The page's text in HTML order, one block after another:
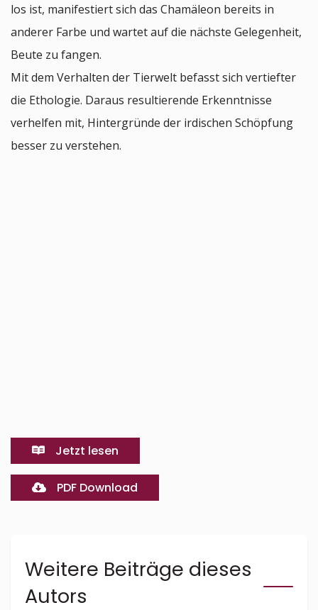
los ist, manifestiert sich das Chamäleon bereits in
anderer Farbe und wartet auf die nächste Gelegenheit,
Beute zu fangen.
Mit dem Verhalten der Tierwelt befasst sich vertiefter
die Ethologie. Daraus resultierende Erkenntnisse
verhelfen mit, Hintergründe der irdischen Schöpfung
besser zu verstehen.
Jetzt lesen
PDF Download
Weitere Beiträge dieses
Autors